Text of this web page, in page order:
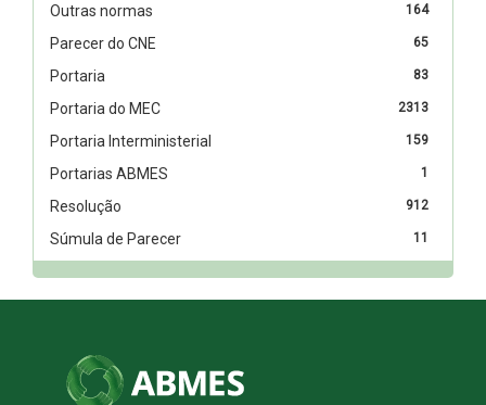
164
Outras normas
65
Parecer do CNE
83
Portaria
2313
Portaria do MEC
159
Portaria Interministerial
1
Portarias ABMES
912
Resolução
11
Súmula de Parecer